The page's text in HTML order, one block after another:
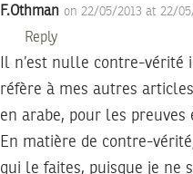
F.Othman on 22/05/2013 at 22/
Reply
Il n’est nulle contre-vérité
réfère à mes autres
en arabe, pour les preuves
En matière de contre-
qui le faites, puisque je ne